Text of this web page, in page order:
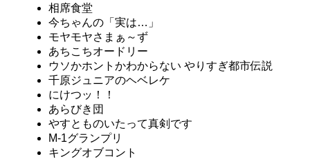
相席食堂
今ちゃんの「実は…」
モヤモヤさまぁ～ず
あちこちオードリー
ウソかホントかわからない やりすぎ都市伝説
千原ジュニアのヘベレケ
にけつッ！！
あらびき団
やすとものいたって真剣です
M-1グランプリ
キングオブコント